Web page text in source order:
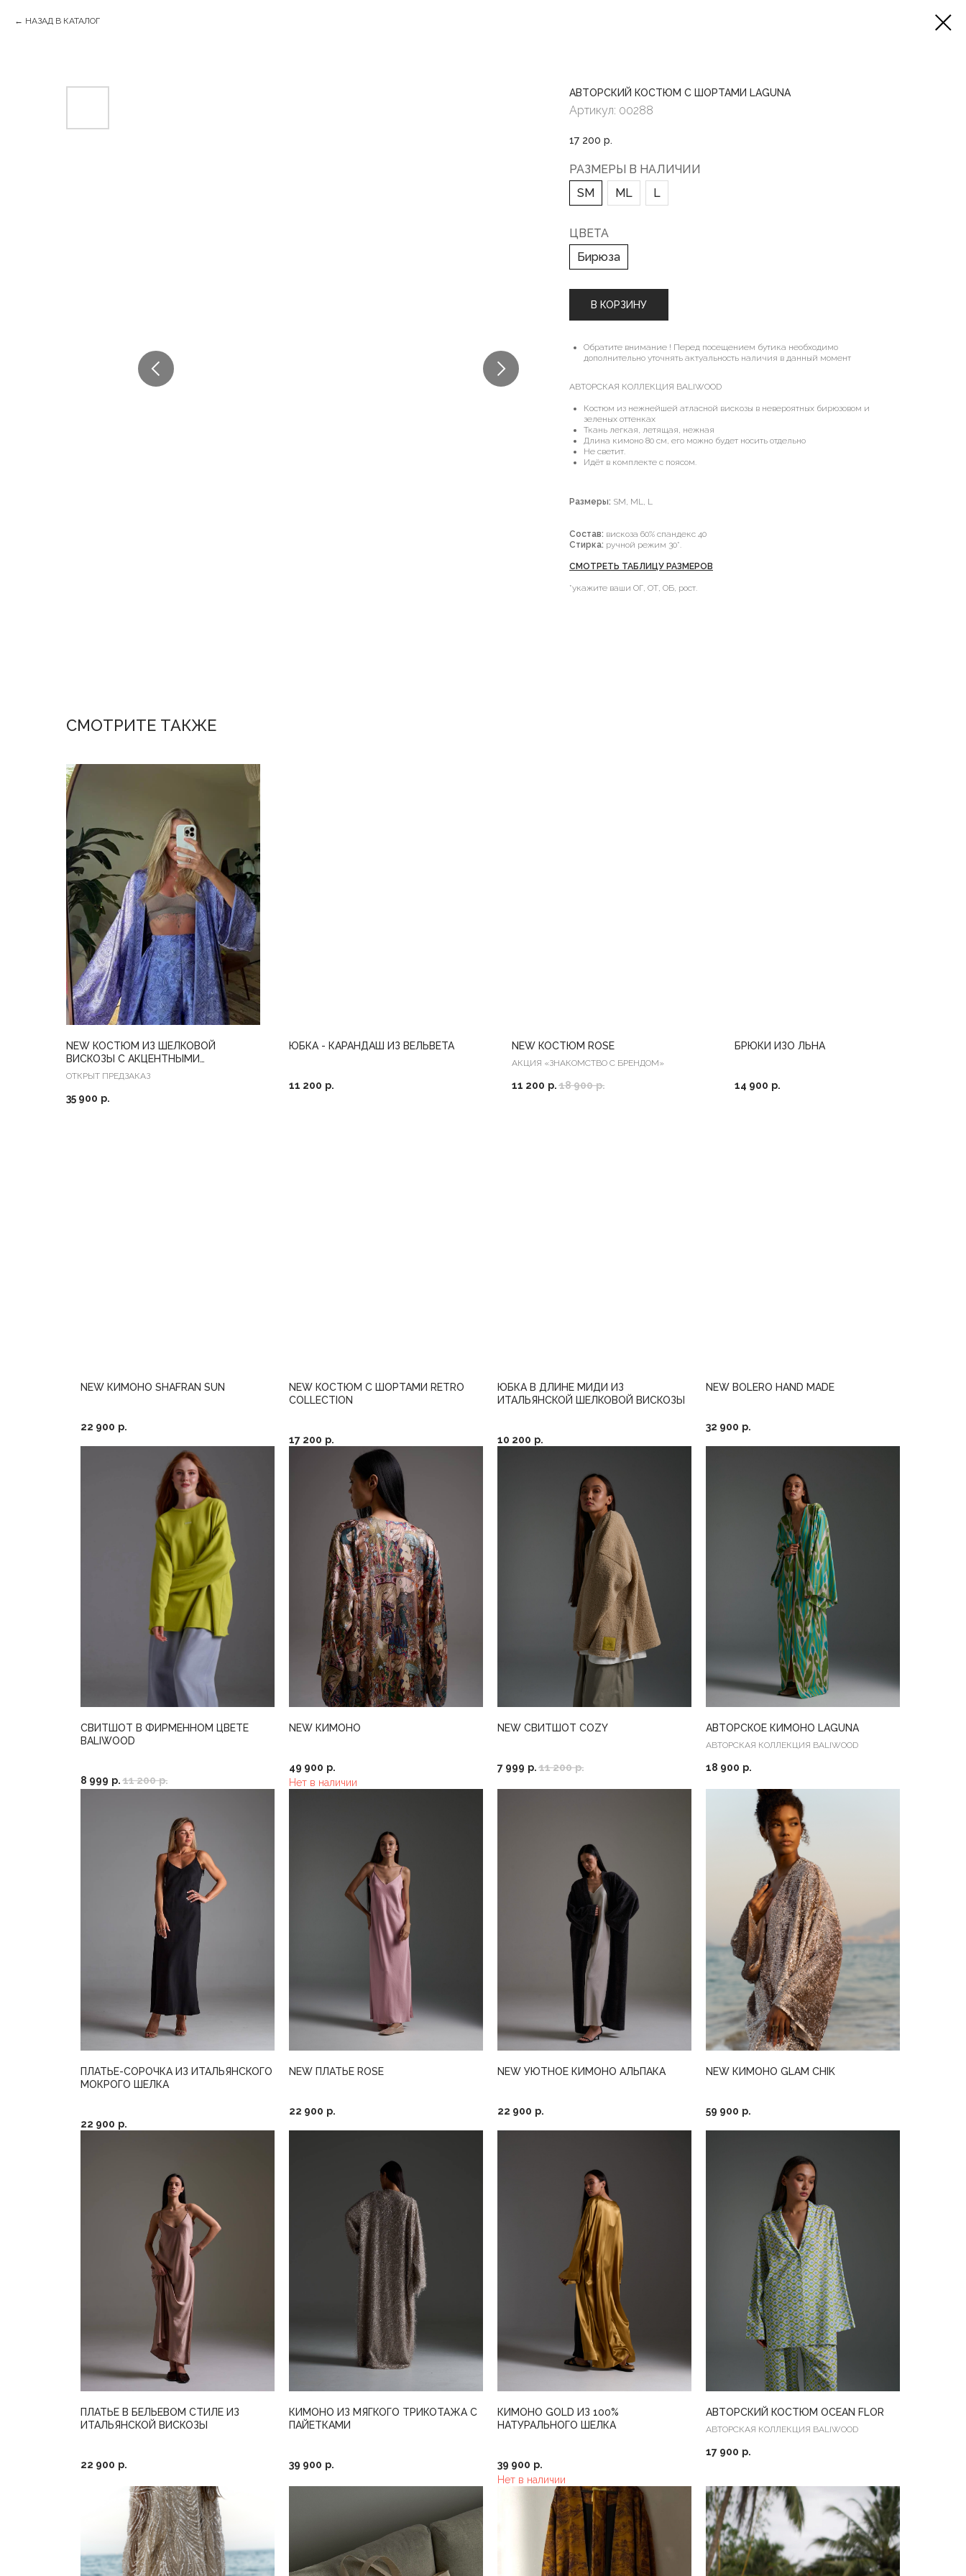
НАЗАД В КАТАЛОГ
АВТОРСКИЙ КОСТЮМ С ШОРТАМИ LAGUNA
Артикул: 00288
17 200 р.
РАЗМЕРЫ В НАЛИЧИИ
SM
ML L
ЦВЕТА
Бирюза
В КОРЗИНУ
Обратите внимание ! Перед посещением бутика необходимо
дополнительно уточнять актуальность наличия в данный момент
АВТОРСКАЯ КОЛЛЕКЦИЯ BALIWOOD
Костюм из нежнейшей атласной вискозы в невероятных бирюзовом и
зеленых оттенках
Ткань легкая, летящая, нежная
Длина кимоно 80 см, его можно будет носить отдельно
Не светит.
Идёт в комплекте с поясом.
Размеры: SM, ML, L
Состав: вискоза 60% спандекс 40
Стирка: ручной режим 30*.
СМОТРЕТЬ ТАБЛИЦУ РАЗМЕРОВ
*укажите ваши ОГ, ОТ, ОБ, рост.
СМОТРИТЕ ТАКЖЕ
NEW КОСТЮМ ИЗ ШЕЛКОВОЙ
ВИСКОЗЫ С АКЦЕНТНЫМИ
МАНЖЕТАМИ
ОТКРЫТ ПРЕДЗАКАЗ
35 900 р.
ЮБКА - КАРАНДАШ ИЗ ВЕЛЬВЕТА
11 200 р.
NEW КОСТЮМ ROSE
АКЦИЯ «ЗНАКОМСТВО С БРЕНДОМ»
11 200 р. 18 900 р.
БРЮКИ ИЗО ЛЬНА
14 900 р.
NEW КИМОНО SHAFRAN SUN
22 900 р.
NEW КОСТЮМ С ШОРТАМИ RETRO
COLLECTION
17 200 р.
ЮБКА В ДЛИНЕ МИДИ ИЗ
ИТАЛЬЯНСКОЙ ШЕЛКОВОЙ ВИСКОЗЫ
10 200 р.
NEW BOLERO HAND MADE
32 900 р.
СВИТШОТ В ФИРМЕННОМ ЦВЕТЕ
BALIWOOD
8 999 р. 11 200 р.
NEW КИМОНО
49 900 р.
Нет в наличии
NEW СВИТШОТ COZY
7 999 р. 11 200 р.
АВТОРСКОЕ КИМОНО LAGUNA
АВТОРСКАЯ КОЛЛЕКЦИЯ BALIWOOD
18 900 р.
ПЛАТЬЕ-СОРОЧКА ИЗ ИТАЛЬЯНСКОГО
МОКРОГО ШЕЛКА
22 900 р.
NEW ПЛАТЬЕ ROSE
22 900 р.
NEW УЮТНОЕ КИМОНО АЛЬПАКА
22 900 р.
NEW КИМОНО GLAM CHIK
59 900 р.
ПЛАТЬЕ В БЕЛЬЕВОМ СТИЛЕ ИЗ
ИТАЛЬЯНСКОЙ ВИСКОЗЫ
22 900 р.
КИМОНО ИЗ МЯГКОГО ТРИКОТАЖА С
ПАЙЕТКАМИ
39 900 р.
КИМОНО GOLD ИЗ 100%
НАТУРАЛЬНОГО ШЕЛКА
39 900 р.
Нет в наличии
АВТОРСКИЙ КОСТЮМ OCEAN FLOR
АВТОРСКАЯ КОЛЛЕКЦИЯ BALIWOOD
17 900 р.